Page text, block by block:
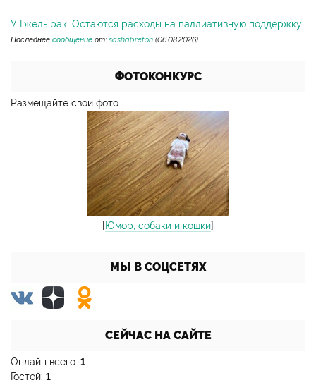
У Гжель рак. Остаются расходы на паллиативную поддержку
Последнее сообщение от: sashabreton (06.08.2026)
ФОТОКОНКУРС
Размещайте свои фото
[Юмор, собаки и кошки]
МЫ В СОЦСЕТЯХ
СЕЙЧАС НА САЙТЕ
Онлайн всего: 1
Гостей: 1